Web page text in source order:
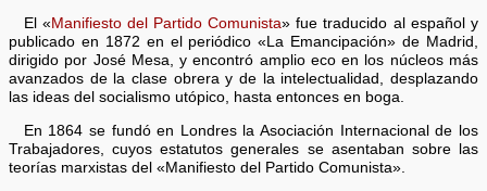
El « Manifiesto del Partido Comunista» fue traducido al español y
publicado en 1872 en el periódico «La Emancipación» de Madrid,
dirigido por José Mesa, y encontró amplio eco en los núcleos más
avanzados de la clase obrera y de la intelectualidad, desplazando
las ideas del socialismo utópico, hasta entonces en boga.
En 1864 se fundó en Londres la Asociación Internacional de los
Trabajadores, cuyos estatutos generales se asentaban sobre las
teorías marxistas del «Manifiesto del Partido Comunista».